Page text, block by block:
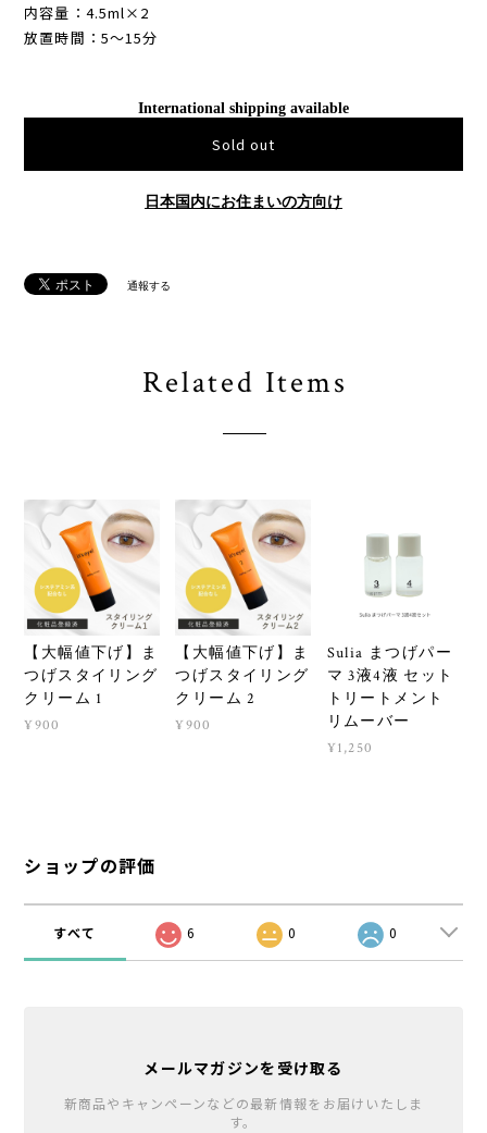
内容量：4.5ml×2
放置時間：5〜15分
International shipping available
Sold out
日本国内にお住まいの方向け
通報する
Related Items
【大幅値下げ】ま
つげスタイリング
クリーム 1
¥900
【大幅値下げ】ま
つげスタイリング
クリーム 2
¥900
Sulia まつげパー
マ 3液4液 セット
トリートメント
リムーバー
¥1,250
ショップの評価
すべて 6 0 0
メールマガジンを受け取る
新商品やキャンペーンなどの最新情報をお届けいたしま
す。